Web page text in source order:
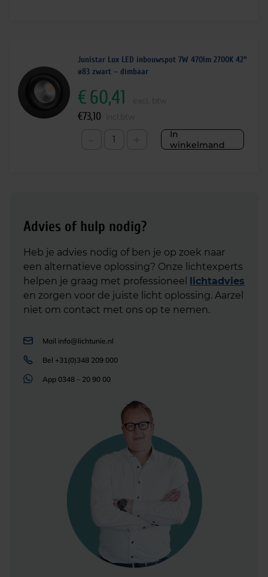
Junistar Lux LED inbouwspot 7W 470lm 2700K 42°
ø83 zwart – dimbaar
In
winkelmand
€60,41
€73,10
Advies of hulp nodig?
Heb je advies nodig of ben je op zoek naar
een alternatieve oplossing? Onze lichtexperts
helpen je graag met professioneel lichtadvies
en zorgen voor de juiste licht oplossing. Aarzel
niet om contact met ons op te nemen.
Mail info@lichtunie.nl
Bel +31(0)348 209 000
App 0348 – 20 90 00